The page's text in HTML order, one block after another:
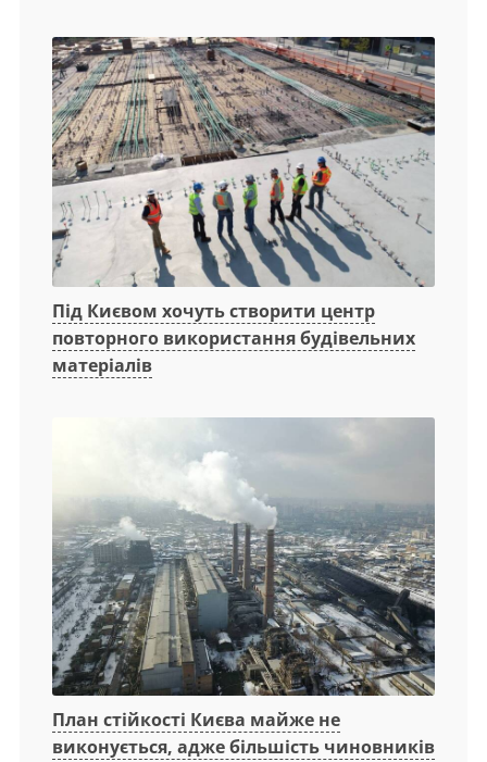
Під Києвом хочуть створити центр
повторного використання будівельних
матеріалів
План стійкості Києва майже не
виконується, адже більшість чиновників